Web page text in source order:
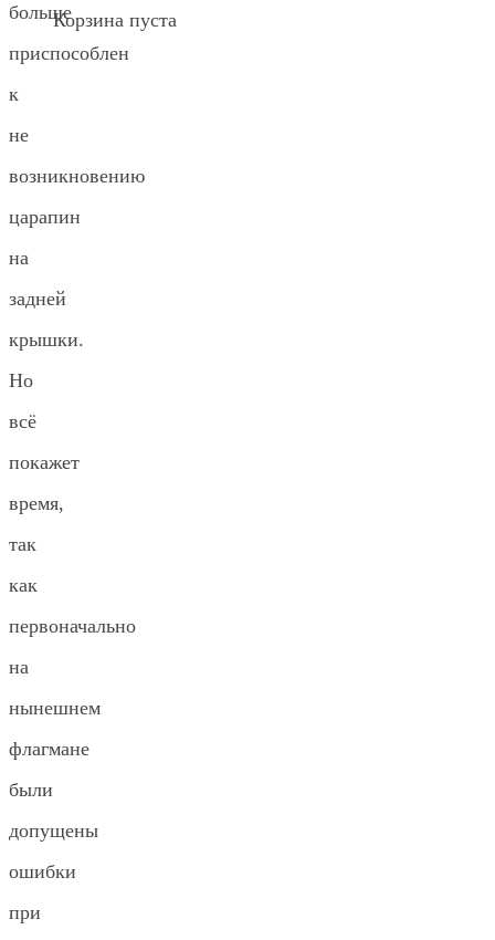
Корзина пуста
больше
приспособлен
к
не
возникновению
царапин
на
задней
крышки.
Но
всё
покажет
время,
так
как
первоначально
на
нынешнем
флагмане
были
допущены
ошибки
при